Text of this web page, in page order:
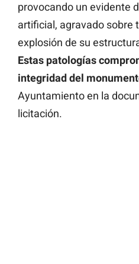
provocando un evidente
artificial, agravado sobre
explosión de su
Estas patologías
integridad del
Ayuntamiento en la
licitación.